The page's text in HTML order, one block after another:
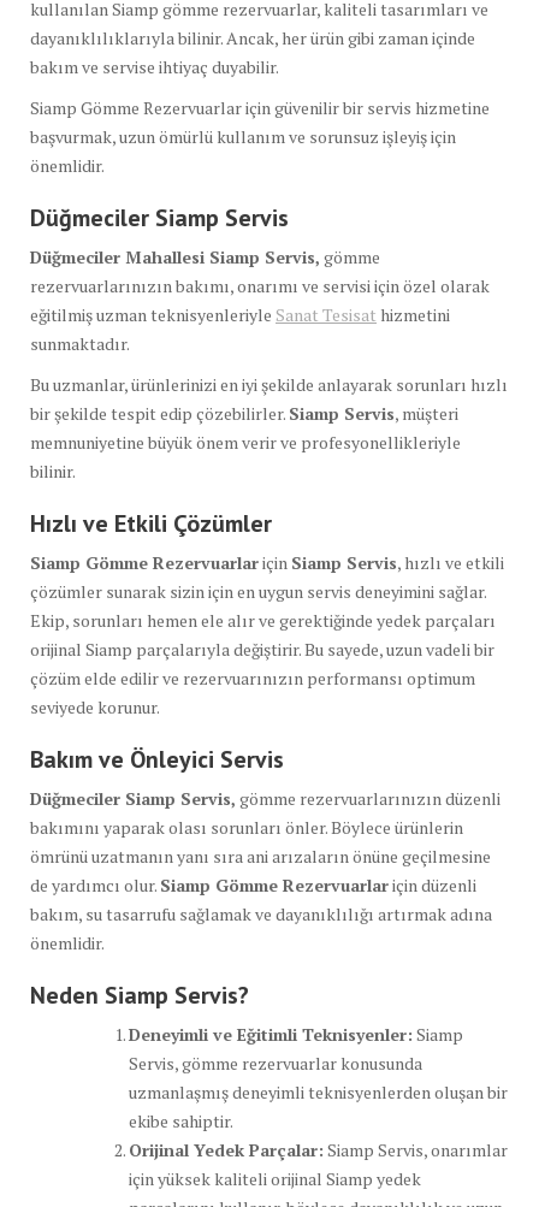
kullanılan Siamp gömme rezervuarlar, kaliteli tasarımları ve
dayanıklılıklarıyla bilinir. Ancak, her ürün gibi zaman içinde
bakım ve servise ihtiyaç duyabilir.
Siamp Gömme Rezervuarlar için güvenilir bir servis hizmetine
başvurmak, uzun ömürlü kullanım ve sorunsuz işleyiş için
önemlidir.
Düğmeciler Siamp Servis
Düğmeciler Mahallesi Siamp Servis, gömme
rezervuarlarınızın bakımı, onarımı ve servisi için özel olarak
eğitilmiş uzman teknisyenleriyle Sanat Tesisat hizmetini
sunmaktadır.
Bu uzmanlar, ürünlerinizi en iyi şekilde anlayarak sorunları hızlı
bir şekilde tespit edip çözebilirler. Siamp Servis, müşteri
memnuniyetine büyük önem verir ve profesyonellikleriyle
bilinir.
Hızlı ve Etkili Çözümler
Siamp Gömme Rezervuarlariçin Siamp Servis, hızlı ve etkili
çözümler sunarak sizin için en uygun servis deneyimini sağlar.
Ekip, sorunları hemen ele alır ve gerektiğinde yedek parçaları
orijinal Siamp parçalarıyla değiştirir. Bu sayede, uzun vadeli bir
çözüm elde edilir ve rezervuarınızın performansı optimum
seviyede korunur.
Bakım ve Önleyici Servis
Düğmeciler Siamp Servis, gömme rezervuarlarınızın düzenli
bakımını yaparak olası sorunları önler. Böylece ürünlerin
ömrünü uzatmanın yanı sıra ani arızaların önüne geçilmesine
de yardımcı olur. Siamp Gömme Rezervuarlariçin düzenli
bakım, su tasarrufu sağlamak ve dayanıklılığı artırmak adına
önemlidir.
Neden Siamp Servis?
Deneyimli ve Eğitimli Teknisyenler: Siamp
Servis, gömme rezervuarlar konusunda
uzmanlaşmış deneyimli teknisyenlerden oluşan bir
ekibe sahiptir.
Orijinal Yedek Parçalar: Siamp Servis, onarımlar
için yüksek kaliteli orijinal Siamp yedek